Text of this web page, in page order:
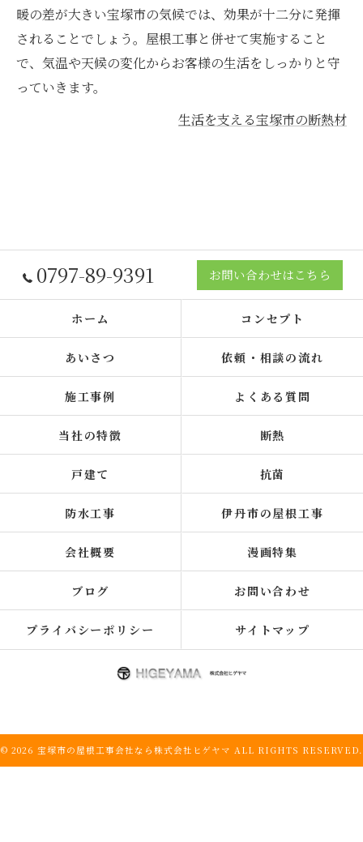
暖の差が大きい宝塚市の気候では、効果が十二分に発揮
されることでしょう。屋根工事と併せて実施すること
で、気温や天候の変化からお客様の生活をしっかりと守
っていきます。
生活を支える宝塚市の断熱材
0797-89-9391 お問い合わせはこちら
ホーム コンセプト
あいさつ 依頼・相談の流れ
施工事例 よくある質問
当社の特徴 断熱
戸建て 抗菌
防水工事 伊丹市の屋根工事
会社概要 漫画特集
ブログ お問い合わせ
プライバシーポリシー サイトマップ
© 2026 宝塚市の屋根工事会社なら株式会社ヒゲヤマ ALL RIGHTS RESERVED.